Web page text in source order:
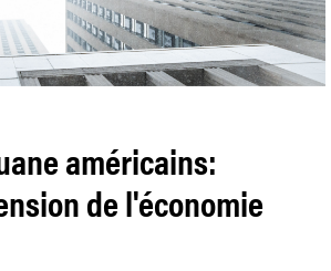
américains:
de l'économie